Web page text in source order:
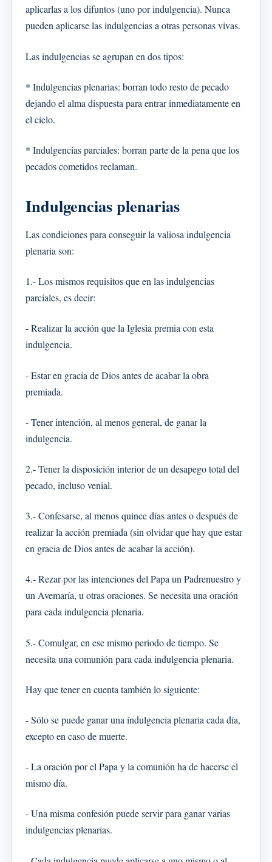
aplicarlas a los difuntos (uno por indulgencia). Nunca
pueden aplicarse las indulgencias a otras personas vivas.
Las indulgencias se agrupan en dos tipos:
* Indulgencias plenarias: borran todo resto de pecado
dejando el alma dispuesta para entrar inmediatamente en
el cielo.
* Indulgencias parciales: borran parte de la pena que los
pecados cometidos reclaman.
Indulgencias plenarias
Las condiciones para conseguir la valiosa indulgencia
plenaria son:
1.- Los mismos requisitos que en las indulgencias
parciales, es decir:
- Realizar la acción que la Iglesia premia con esta
indulgencia.
- Estar en gracia de Dios antes de acabar la obra
premiada.
- Tener intención, al menos general, de ganar la
indulgencia.
2.- Tener la disposición interior de un desapego total del
pecado, incluso venial.
3.- Confesarse, al menos quince días antes o después de
realizar la acción premiada (sin olvidar que hay que estar
en gracia de Dios antes de acabar la acción).
4.- Rezar por las intenciones del Papa un Padrenuestro y
un Avemaría, u otras oraciones. Se necesita una oración
para cada indulgencia plenaria.
5.- Comulgar, en ese mismo periodo de tiempo. Se
necesita una comunión para cada indulgencia plenaria.
Hay que tener en cuenta también lo siguiente:
- Sólo se puede ganar una indulgencia plenaria cada día,
excepto en caso de muerte.
- La oración por el Papa y la comunión ha de hacerse el
mismo día.
- Una misma confesión puede servir para ganar varias
indulgencias plenarias.